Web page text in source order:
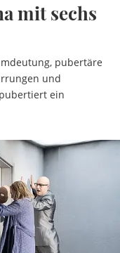
mit sechs
pubertäre
und
ein